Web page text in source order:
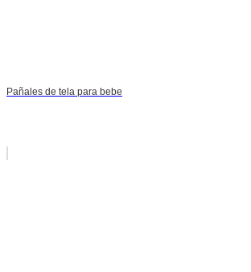
Pañales de tela para bebe